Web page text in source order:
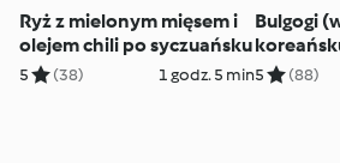
Ryż z mielonym mięsem i
olejem chili po syczuańsku
5 (38) 1 godz. 5 min
Bulgogi
5 (88)